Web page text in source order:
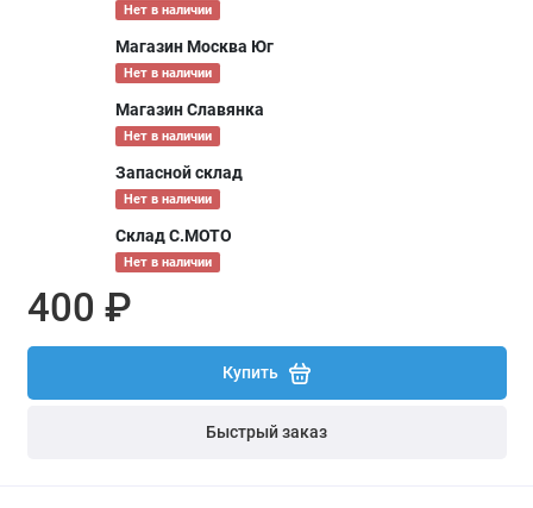
Нет в наличии
Магазин Москва Юг
Нет в наличии
Магазин Славянка
Нет в наличии
Запасной склад
Нет в наличии
Склад С.МОТО
Нет в наличии
400 ₽
Купить
Быстрый заказ